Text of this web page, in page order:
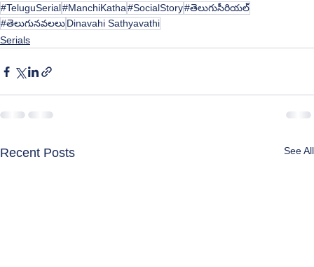
#TeluguSerial#ManchiKatha#SocialStory#తెలుగుసీరియల్
#తెలుగునవలలుDinavahi Sathyavathi
Serials
Recent Posts See All